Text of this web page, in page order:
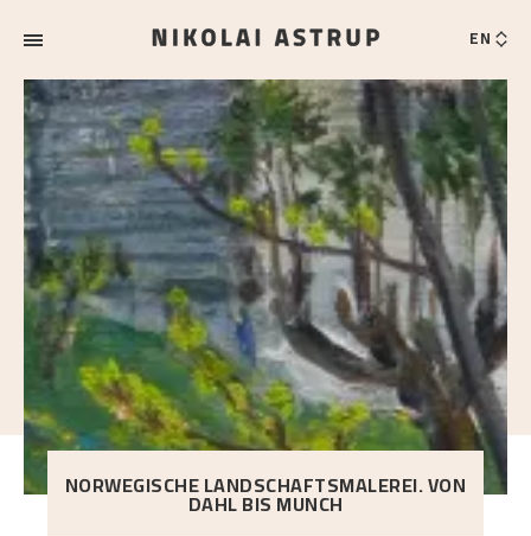
EN
NORWEGISCHE LANDSCHAFTSMALEREI. VON
DAHL BIS MUNCH